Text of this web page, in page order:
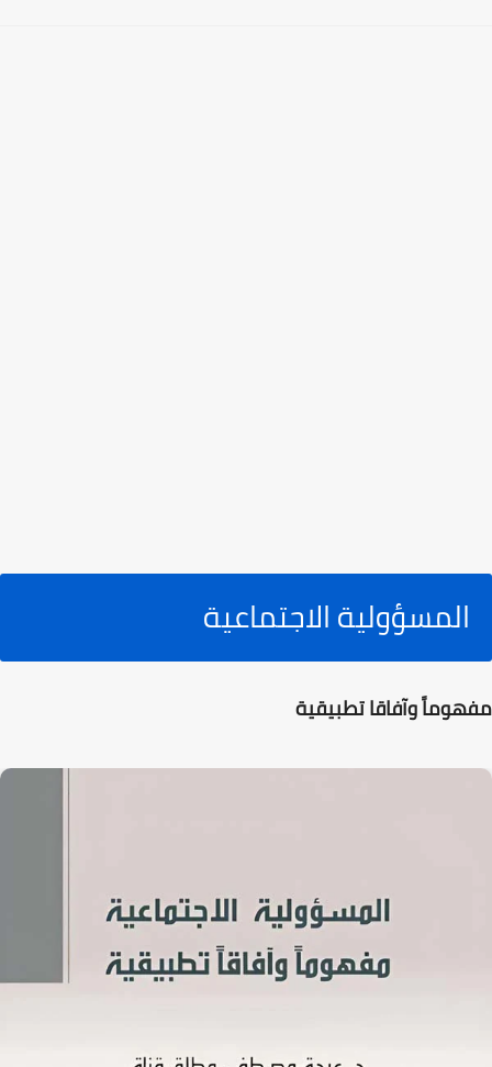
المسؤولية الاجتماعية
مفهوماً وآفاقا تطبيقية